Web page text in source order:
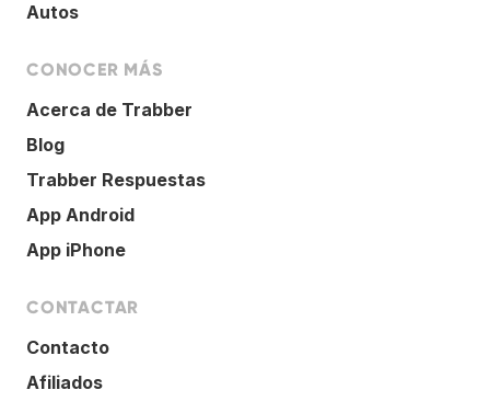
Autos
CONOCER MÁS
Acerca de Trabber
Blog
Trabber Respuestas
App Android
App iPhone
CONTACTAR
Contacto
Afiliados